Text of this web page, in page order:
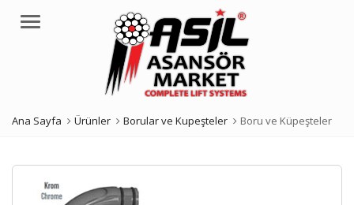
Menü
Ana Sayfa Ürünler Borular ve Kupeşteler Boru ve Küpeşteler